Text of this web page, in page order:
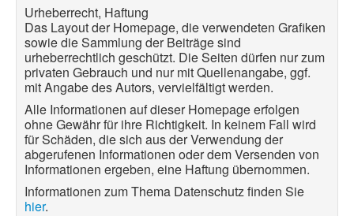
Urheberrecht, Haftung
Das Layout der Homepage, die verwendeten Grafiken
sowie die Sammlung der Beiträge sind
urheberrechtlich geschützt. Die Seiten dürfen nur zum
privaten Gebrauch und nur mit Quellenangabe, ggf.
mit Angabe des Autors, vervielfältigt werden.
Alle Informationen auf dieser Homepage erfolgen
ohne Gewähr für ihre Richtigkeit. In keinem Fall wird
für Schäden, die sich aus der Verwendung der
abgerufenen Informationen oder dem Versenden von
Informationen ergeben, eine Haftung übernommen.
Informationen zum Thema Datenschutz finden Sie
hier.